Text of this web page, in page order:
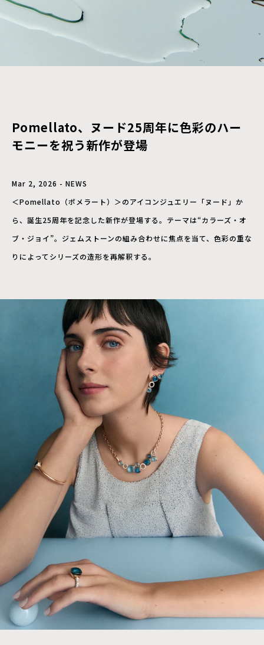
Pomellato、ヌード25周年に色彩のハー
モニーを祝う新作が登場
Mar 2, 2026 - NEWS
＜Pomellato（ポメラート）＞のアイコンジュエリー「ヌード」か
ら、誕生25周年を記念した新作が登場する。テーマは“カラーズ・オ
ブ・ジョイ”。ジェムストーンの組み合わせに焦点を当て、色彩の重な
りによってシリーズの造形を再解釈する。